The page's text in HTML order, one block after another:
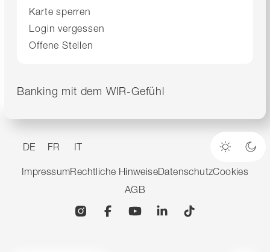
Karte sperren
Login vergessen
Offene Stellen
Banking mit dem WIR-Gefühl
DE FR IT
Heller
ImpressumRechtliche HinweiseDatenschutzCookies
AGB
InstagramFacebookYouTubeLinkedin